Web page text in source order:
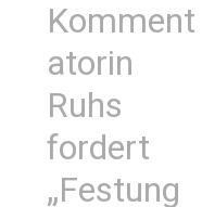
Komment
atorin
Ruhs
fordert
„Festung